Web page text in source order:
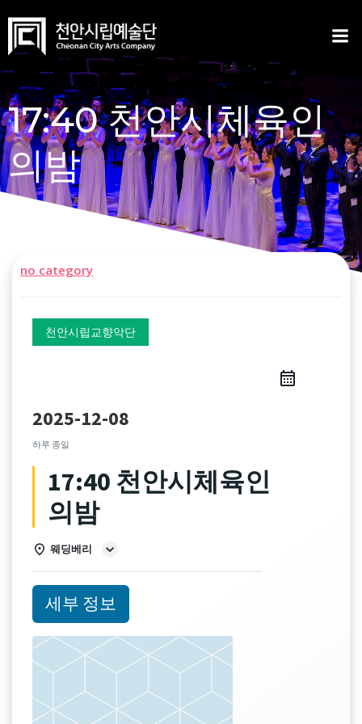
content
17:40 천안시체육인
의밤
no category
천안시립교향악단
2025-12-08
하루 종일
17:40 천안시체육인
의밤
웨딩베리
세부 정보